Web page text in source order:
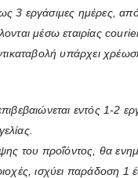
3 εργάσιμες ημέρες, από
μέσω εταιρίας
υπάρχει
εντός 1-2
του προΐόντος, θα
ισχύει παράδοση 1